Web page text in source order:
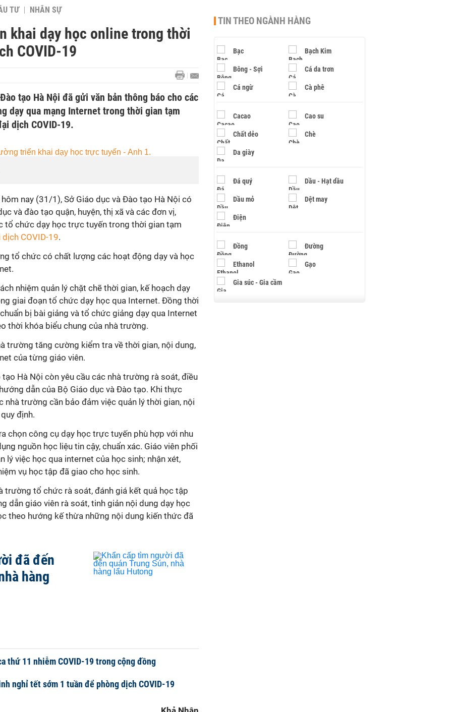
TƯ NHÂN SỰ
khai dạy học online trong thời
COVID-19
tạo Hà Nội đã gửi văn bản thông báo cho các
dạy qua mạng Internet trong thời gian tạm
dịch COVID-19.
nay (31/1), Sở Giáo dục và Đào tạo Hà Nội có
và đào tạo quận, huyện, thị xã và các đơn vị,
tổ chức dạy học trực tuyến trong thời gian tạm
dịch COVID-19.
tổ chức có chất lượng các hoạt động dạy và học
nhiệm quản lý chặt chẽ thời gian, kế hoạch dạy
giai đoạn tổ chức dạy học qua Internet. Đồng thời
bị bài giảng và tổ chức giảng dạy qua Internet
thời khóa biểu chung của nhà trường.
trường tăng cường kiểm tra về thời gian, nội dung,
của từng giáo viên.
Hà Nội còn yêu cầu các nhà trường rà soát, điều
dẫn của Bộ Giáo dục và Đào tạo. Khi thực
nhà trường cần bảo đảm việc quản lý thời gian, nội
định.
chọn công cụ dạy học trực tuyến phù hợp với nhu
nguồn học liệu tin cậy, chuẩn xác. Giáo viên phối
lý việc học qua internet của học sinh; nhận xét,
vụ học tập đã giao cho học sinh.
trường tổ chức rà soát, đánh giá kết quả học tập
dẫn giáo viên rà soát, tinh giản nội dung dạy học
theo hướng kế thừa những nội dung kiến thức đã
đã đến
hàng
thứ 11 nhiễm COVID-19 trong cộng đồng
nghỉ tết sớm 1 tuần để phòng dịch COVID-19
TIN THEO NGÀNH HÀNG
Bạc Bạch Kim
Bông - Sợi Cá da trơn
Cá ngừ Cà phê
Cacao Cao su
Chất dẻo Chè
Da giày
Đá quý Dầu - Hạt dầu
Dầu mỏ Dệt may
Điện
Đồng Đường
Ethanol Gạo
Gia súc - Gia cầm